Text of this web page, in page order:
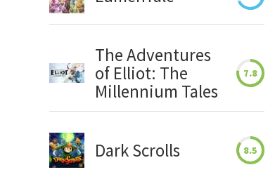
The Adventures
of Elliot: The
Millennium Tales
7.8
Dark Scrolls 8.5